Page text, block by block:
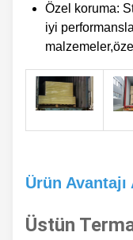
Özel koruma:
iyi
Ürün Avantajı
Üstün